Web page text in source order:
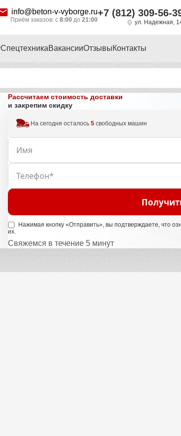
info@beton-v-vyborge.ru
Приём заказов: с 8:00 до 21:00
+7 (812) 309-56-
ул. Надежная,
СпецтехникаВакансииОтзывыКонтакты
Рассчитаем стоимость доставки
и закрепим скидку
На сегодня осталось5 свободных машин
Нажимая кнопку «Отправить», вы подтверждаете, что
их.
Свяжемся в течение 5 минут